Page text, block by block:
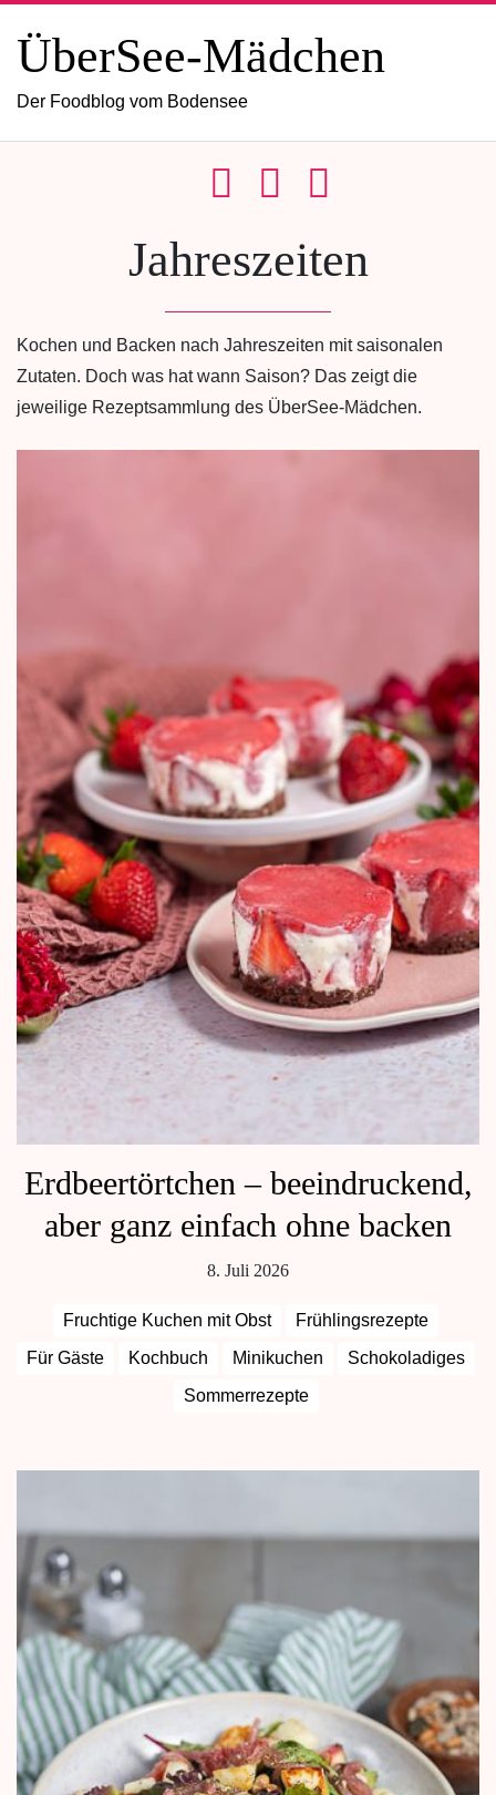
ÜberSee-Mädchen
Der Foodblog vom Bodensee
Jahreszeiten
Kochen und Backen nach Jahreszeiten mit saisonalen
Zutaten. Doch was hat wann Saison? Das zeigt die
jeweilige Rezeptsammlung des ÜberSee-Mädchen.
Erdbeertörtchen – beeindruckend,
aber ganz einfach ohne backen
8. Juli 2026
Fruchtige Kuchen mit Obst
Frühlingsrezepte
Für Gäste
Kochbuch Minikuchen
Schokoladiges
Sommerrezepte